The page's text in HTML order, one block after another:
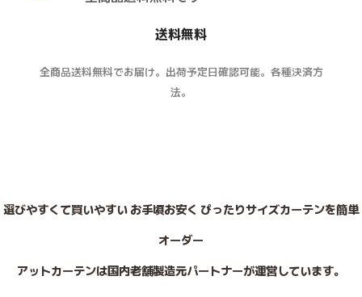
送料無料
全商品送料無料でお届け。出荷予定日確認可能。各種決済方
法。
選びやすくて買いやすい お手頃お安く ぴったりサイズカーテンを簡単
オーダー
アットカーテンは国内老舗製造元パートナーが運営しています。